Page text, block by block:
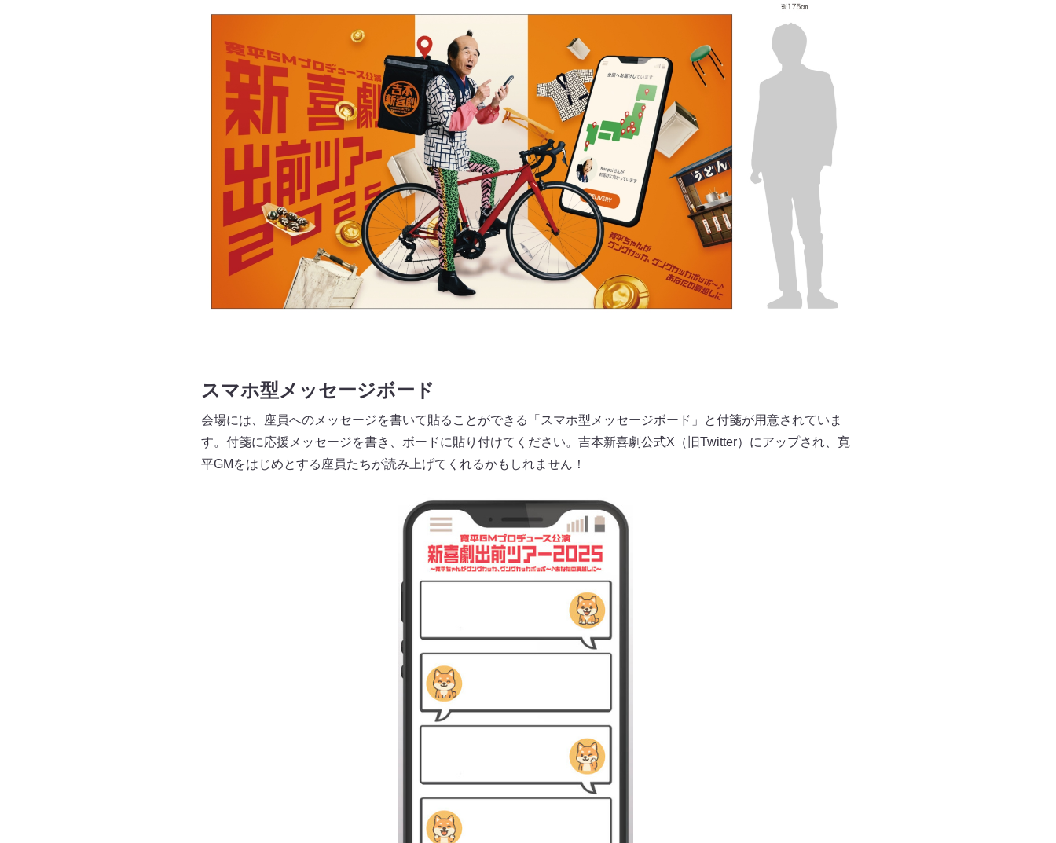
スマホ型メッセージボード
会場には、座員へのメッセージを書いて貼ることができる「スマホ型メッセージボード」と付箋が用意されていま
す。付箋に応援メッセージを書き、ボードに貼り付けてください。吉本新喜劇公式X（旧Twitter）にアップされ、寛
平GMをはじめとする座員たちが読み上げてくれるかもしれません！